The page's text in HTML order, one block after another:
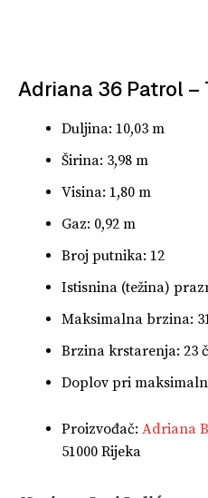
Adriana 36 Patrol –
Duljina: 10,03 m
Širina: 3,98 m
Visina: 1,80 m
Gaz: 0,92 m
Broj putnika: 12
Istisnina (težina)
Maksimalna brzina:
Brzina krstarenja: 23
Doplov pri
Proizvođač: Adriana
51000 Rijeka